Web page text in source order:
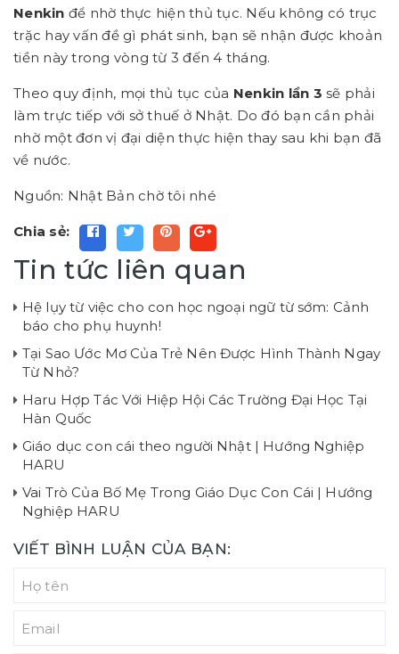
Nenkin để nhờ thực hiện thủ tục. Nếu không có trục
trặc hay vấn đề gì phát sinh, bạn sẽ nhận được khoản
tiền này trong vòng từ 3 đến 4 tháng.
Theo quy định, mọi thủ tục của Nenkin lần 3 sẽ phải
làm trực tiếp với sở thuế ở Nhật. Do đó bạn cần phải
nhờ một đơn vị đại diện thực hiện thay sau khi bạn đã
về nước.
Nguồn: Nhật Bản chờ tôi nhé
Chia sẻ:
Tin tức liên quan
Hệ lụy từ việc cho con học ngoại ngữ từ sớm: Cảnh
báo cho phụ huynh!
Tại Sao Ước Mơ Của Trẻ Nên Được Hình Thành Ngay
Từ Nhỏ?
Haru Hợp Tác Với Hiệp Hội Các Trường Đại Học Tại
Hàn Quốc
Giáo dục con cái theo người Nhật | Hướng Nghiệp
HARU
Vai Trò Của Bố Mẹ Trong Giáo Dục Con Cái | Hướng
Nghiệp HARU
VIẾT BÌNH LUẬN CỦA BẠN: